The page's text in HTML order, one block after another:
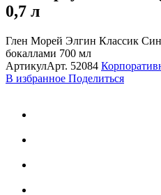
0,7 л
Глен Морей Элгин Классик
бокаллами 700 мл
АртикулАрт. 52084
В избранное Поделиться